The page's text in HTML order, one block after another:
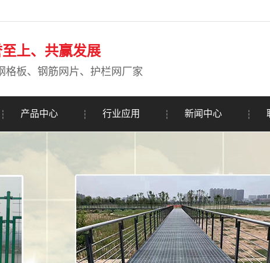
上、共赢发展
格板、钢筋网片、护栏网厂家
产品中心 行业应用 新闻中心